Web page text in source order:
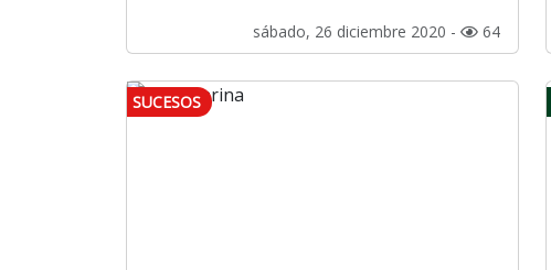
sábado, 26 diciembre 2020 - 64
SUCESOS